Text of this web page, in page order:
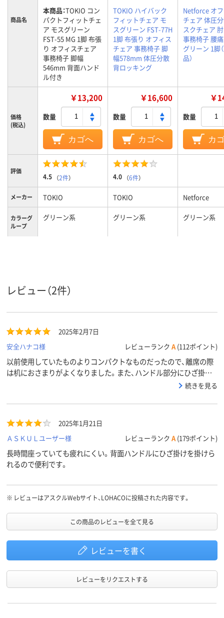
商品名
本商品：TOKIO コン
パクトフィットチェ
ア モスグリーン
FST-55 MG 1脚 布張
り オフィスチェア
事務椅子 脚幅
546mm 背面ハンド
ル付き
TOKIO ハイバック
フィットチェア モ
スグリーン FST-77H
1脚 布張り オフィス
チェア 事務椅子 脚
幅578mm 体圧分散
背ロッキング
Netforce オ
チェア 体圧
スクチェア
事務椅子 腰
グリーン 1脚
品）
価格
(税込)
￥13,200
数量
カゴへ
￥16,600
数量
カゴへ
￥
数量
カ
評価
4.5 （2件） 4.0 （6件）
メーカー TOKIO TOKIO Netforce
カラーグ
ループ
グリーン系 グリーン系 グリーン系
レビュー（2件）
2025年2月7日
安全ハナコ様
レビューランク A (112ポイント)
以前使用していたものよりコンパクトなものだったので、離席の際
は机におさまりがよくなりました。また、ハンドル部分にひざ掛け
などかけれてとても便利です。色も派手すぎるかな？と思いました
続きを見る
2025年1月21日
ＡＳＫＵＬユーザー様
レビューランク A (179ポイント)
長時間座っていても疲れにくい。背面ハンドルにひざ掛けを掛けら
れるので便利です。
※ レビューはアスクルWebサイト、LOHACOに投稿された内容です。
この商品のレビューを全て見る
レビューを書く
レビューをリクエストする